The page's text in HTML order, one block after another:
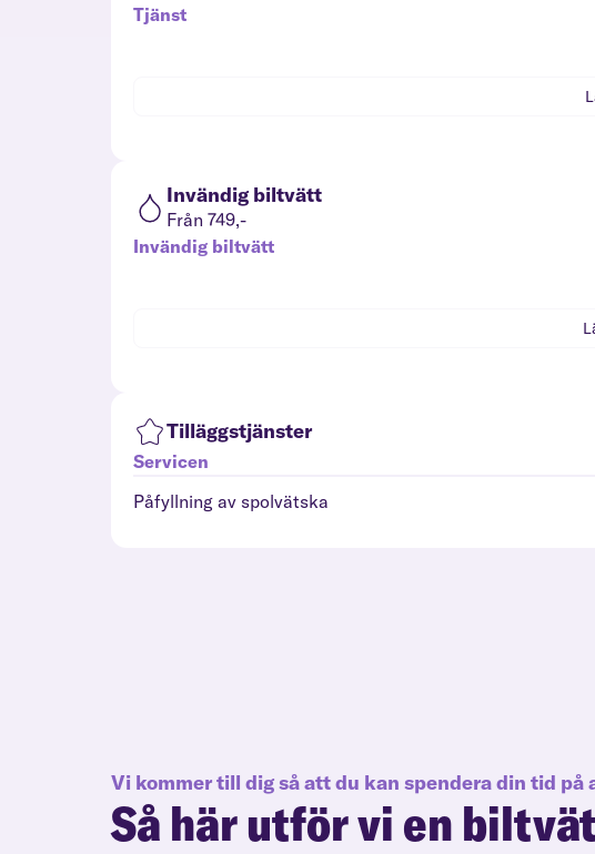
Tjänst
Invändig biltvätt
Från 749,-
Invändig biltvätt
Tilläggstjänster
Servicen
Påfyllning av spolvätska
Vi kommer till dig så att du kan spendera din tid på
Så här utför vi en